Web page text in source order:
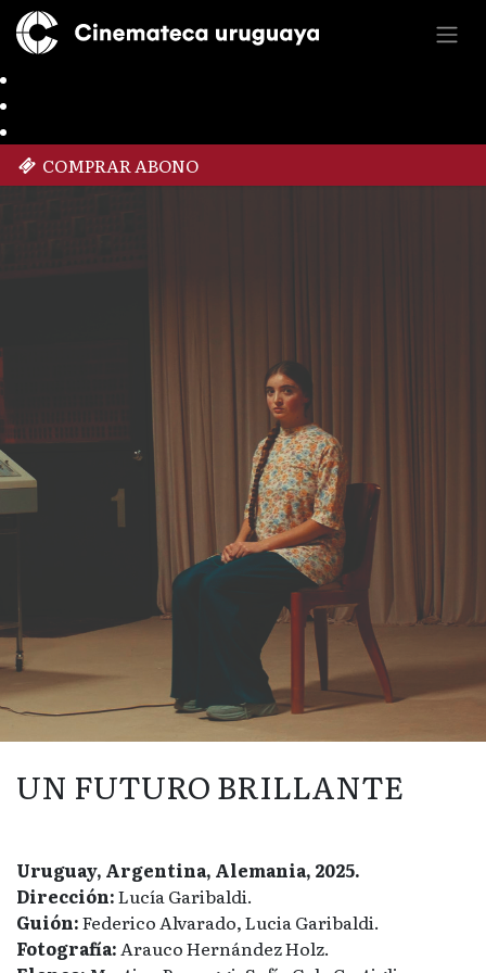
COMPRAR ABONO
UN FUTURO BRILLANTE
Uruguay, Argentina, Alemania, 2025.
Dirección:Lucía Garibaldi.
Guión:Federico Alvarado, Lucia Garibaldi.
Fotografía:Arauco Hernández Holz.